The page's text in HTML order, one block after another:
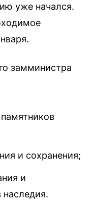
уже начался.
замминистра
и сохранения;
и
наследия.